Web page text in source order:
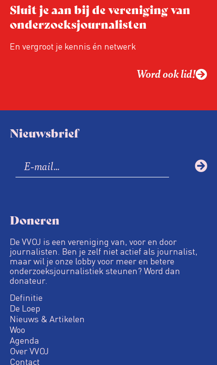
Sluit je aan bij de vereniging van
onderzoeksjournalisten
En vergroot je kennis én netwerk
Word ook lid!
Nieuwsbrief
Doneren
De VVOJ is een vereniging van, voor en door
journalisten. Ben je zelf niet actief als journalist,
maar wil je onze lobby voor meer en betere
onderzoeksjournalistiek steunen? Word dan
donateur.
Definitie
De Loep
Nieuws & Artikelen
Woo
Agenda
Over VVOJ
Contact